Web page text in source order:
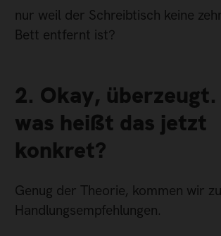
nur weil der Schreibtisch keine
Bett entfernt ist?
2. Okay, überzeugt.
was heißt das jetzt
konkret?
Genug der Theorie, kommen wir
Handlungsempfehlungen.